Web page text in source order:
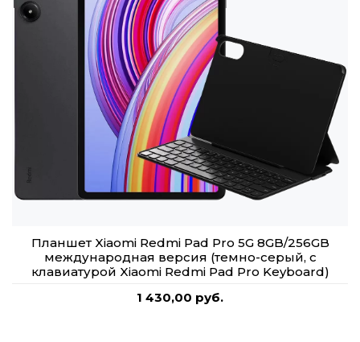
Планшет Xiaomi Redmi Pad Pro 5G 8GB/256GB
международная версия (темно-серый, с
клавиатурой Xiaomi Redmi Pad Pro Keyboard)
1 430,00 руб.